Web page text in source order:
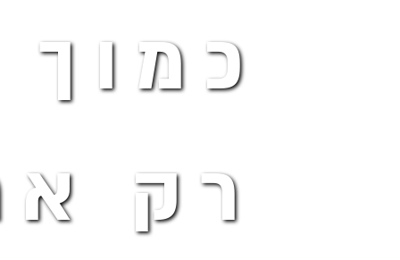
רק